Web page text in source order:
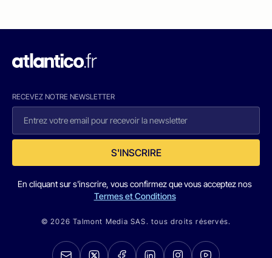
RECEVEZ NOTRE NEWSLETTER
S'INSCRIRE
En cliquant sur s'inscrire, vous confirmez que vous acceptez nos
Termes et Conditions
© 2026 Talmont Media SAS. tous droits réservés.